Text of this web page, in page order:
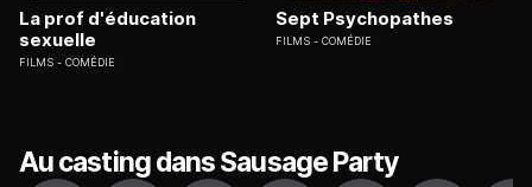
La prof d'éducation
sexuelle
FILMS COMÉDIE
Sept Psychopathes
FILMS COMÉDIE
Au casting dans Sausage Party